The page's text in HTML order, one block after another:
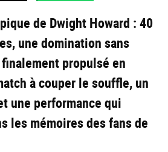
de Dwight Howard : 40
une domination sans
propulsé en
à couper le souffle, un
une performance qui
les mémoires des fans de